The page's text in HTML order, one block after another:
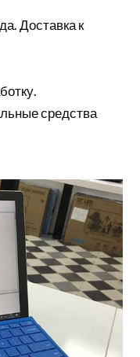
Доставка к
средства